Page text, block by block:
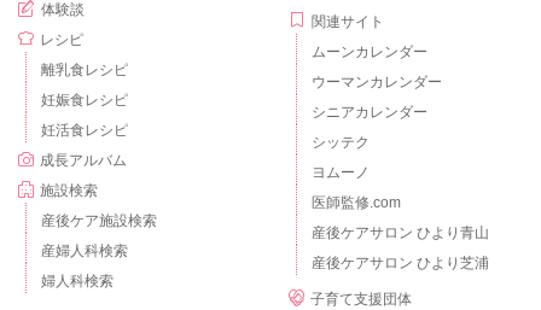
体験談
レシピ
離乳食レシピ
妊娠食レシピ
妊活食レシピ
成長アルバム
施設検索
産後ケア施設検索
産婦人科検索
婦人科検索
関連サイト
ムーンカレンダー
ウーマンカレンダー
シニアカレンダー
シッテク
ヨムーノ
医師監修.com
産後ケアサロン ひより青山
産後ケアサロン ひより芝浦
子育て支援団体